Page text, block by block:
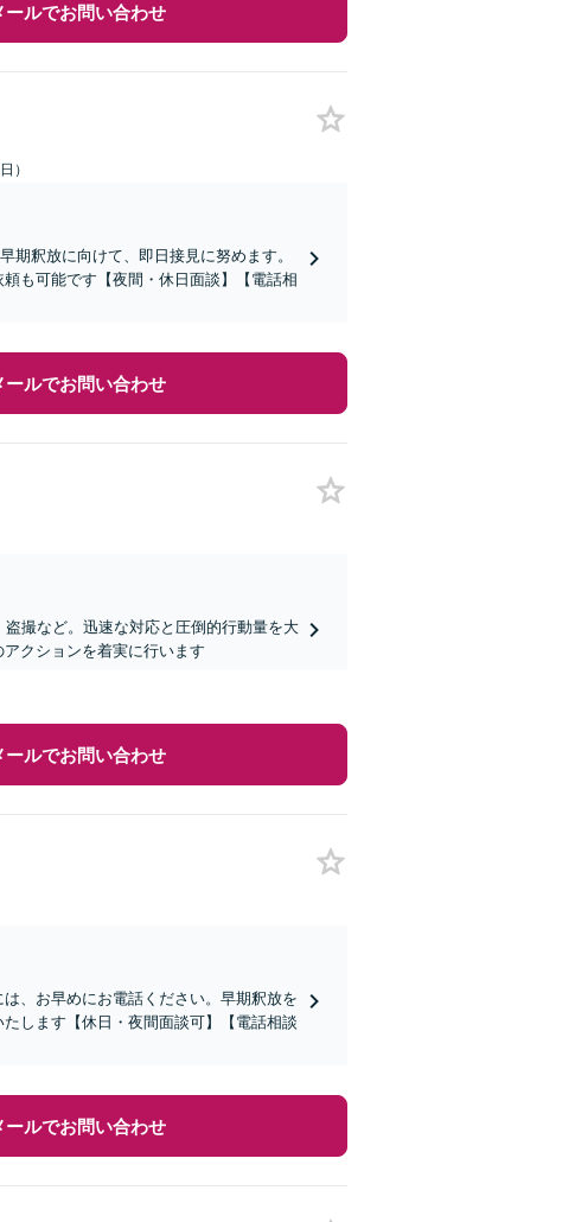
ールでお問い合わせ
）
期釈放に向けて、即日接見に努めます。
も可能です【夜間・休日面談】【電話相
ールでお問い合わせ
撮など。迅速な対応と圧倒的行動量を大
クションを着実に行います
ールでお問い合わせ
、お早めにお電話ください。早期釈放を
します【休日・夜間面談可】【電話相談
ールでお問い合わせ